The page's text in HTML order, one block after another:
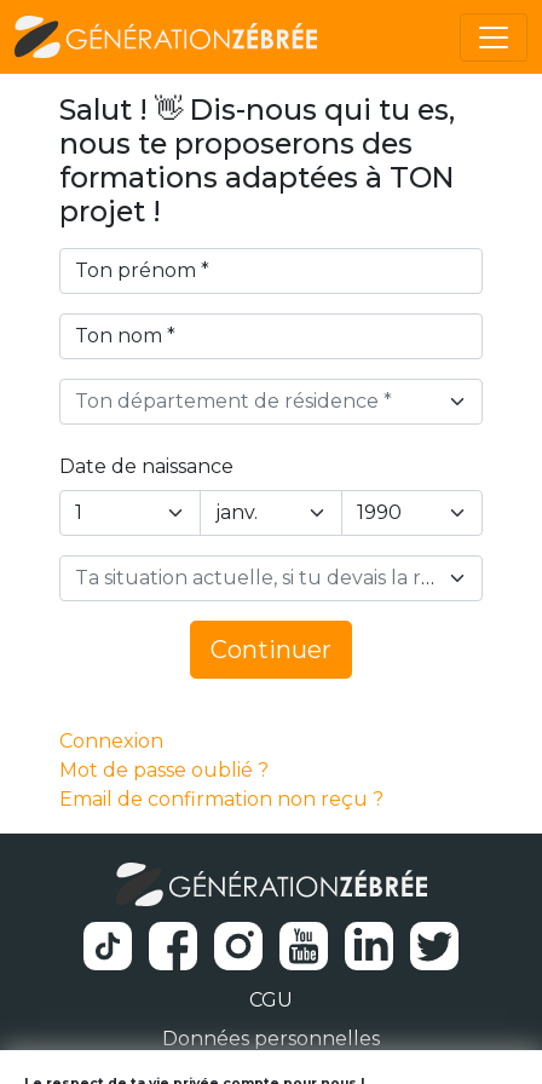
Salut ! 👋 Dis-nous qui tu es,
nous te proposerons des
formations adaptées à TON
projet !
Ton département de résidence *
Date de naissance
Year
Day
Ta situation actuelle, si tu devais la résumer en 1 mot… *
Continuer
Connexion
Mot de passe oublié ?
Email de confirmation non reçu ?
CGU
Données personnelles